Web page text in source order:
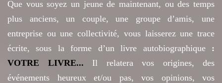
Que vous soyez un jeune de maintenant, ou des temps
plus anciens, un couple, une groupe d’amis, une
entreprise ou une collectivité, vous laisserez une trace
écrite, sous la forme d’un livre autobiographique:
VOTRE LIVRE... Il relatera vos origines, des
événements heureux et/ou pas, vos opinions, vos